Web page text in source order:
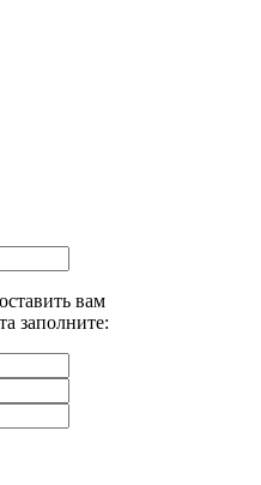
вам
заполните: